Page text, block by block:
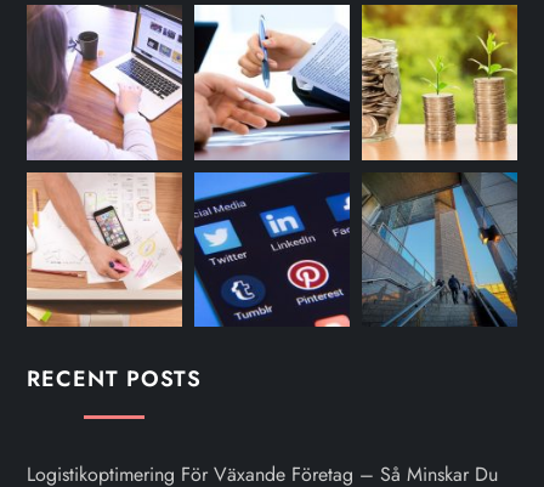
RECENT POSTS
Logistikoptimering För Växande Företag – Så Minskar Du